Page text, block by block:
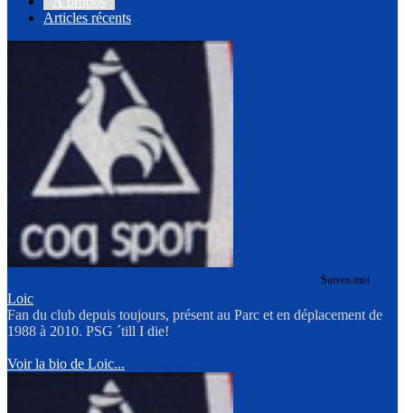
Articles récents
Suivez-moi
Loic
Fan du club depuis toujours, présent au Parc et en déplacement de
1988 à 2010. PSG ´till I die!
Voir la bio de Loic...